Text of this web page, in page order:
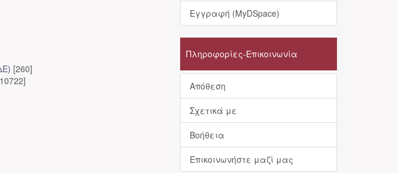
[260]
Εγγραφή (MyDSpace)
Πληροφορίες-Επικοινωνία
Απόθεση
Σχετικά με
Βοήθεια
Επικοινωνήστε μαζί μας